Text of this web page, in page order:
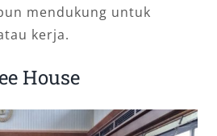
mendukung untuk
kerja.
House